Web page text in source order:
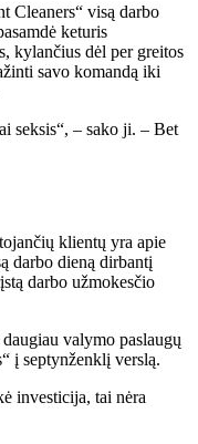
Cleaners“ visą darbo
keturis
kylančius dėl per greitos
savo komandą iki
seksis“, – sako ji. – Bet
klientų yra apie
darbo dieną dirbantį
darbo užmokesčio
valymo paslaugų
į septynženklį verslą.
investicija, tai nėra